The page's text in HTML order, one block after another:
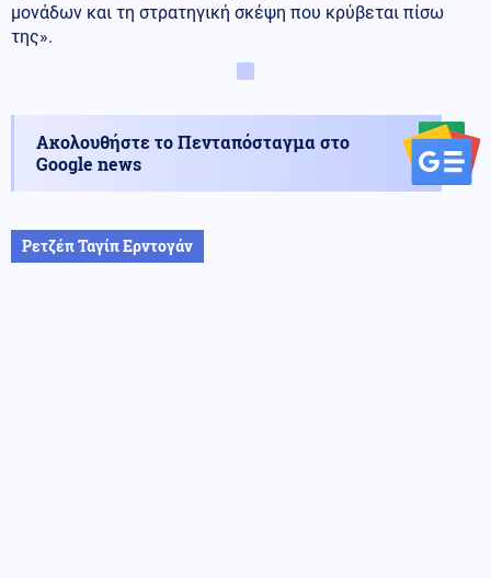
μονάδων και τη στρατηγική σκέψη που κρύβεται πίσω
της».
Ακολουθήστε το Πενταπόσταγμα στο
Google news
Ρετζέπ Ταγίπ Ερντογάν